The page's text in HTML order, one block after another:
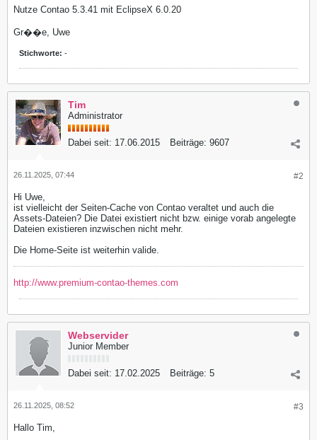
Nutze Contao 5.3.41 mit EclipseX 6.0.20
Gr��e, Uwe
Stichworte: -
Tim
Administrator
Dabei seit: 17.06.2015 Beiträge: 9607
#2
26.11.2025, 07:44
Hi Uwe,
ist vielleicht der Seiten-Cache von Contao veraltet und auch die
Assets-Dateien? Die Datei existiert nicht bzw. einige vorab angelegte
Dateien existieren inzwischen nicht mehr.
Die Home-Seite ist weiterhin valide.
http://www.premium-contao-themes.com
Webservider
Junior Member
Dabei seit: 17.02.2025 Beiträge: 5
#3
26.11.2025, 08:52
Hallo Tim,